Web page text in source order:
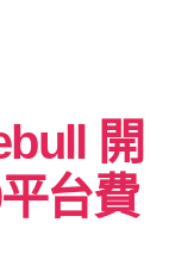
開
台費